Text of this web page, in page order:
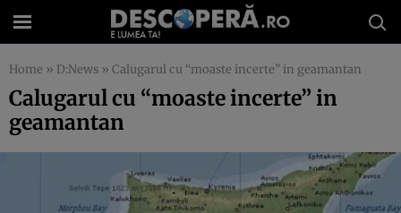
Home » D:News » Calugarul cu “moaste incerte” in geamantan
Calugarul cu “moaste incerte” in
geamantan